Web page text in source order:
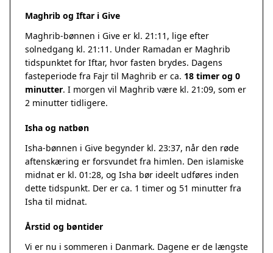
Maghrib og Iftar i Give
Maghrib-bønnen i Give er kl. 21:11, lige efter
solnedgang kl. 21:11. Under Ramadan er Maghrib
tidspunktet for Iftar, hvor fasten brydes. Dagens
fasteperiode fra Fajr til Maghrib er ca. 18 timer og 0
minutter. I morgen vil Maghrib være kl. 21:09, som er
2 minutter tidligere.
Isha og natbøn
Isha-bønnen i Give begynder kl. 23:37, når den røde
aftenskæring er forsvundet fra himlen. Den islamiske
midnat er kl. 01:28, og Isha bør ideelt udføres inden
dette tidspunkt. Der er ca. 1 timer og 51 minutter fra
Isha til midnat.
Årstid og bøntider
Vi er nu i sommeren i Danmark. Dagene er de længste